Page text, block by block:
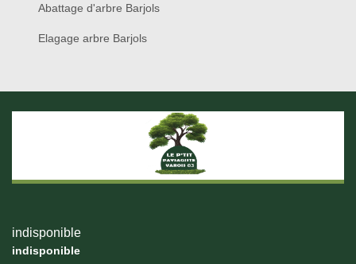
Abattage d'arbre Barjols
Elagage arbre Barjols
indisponible
indisponible